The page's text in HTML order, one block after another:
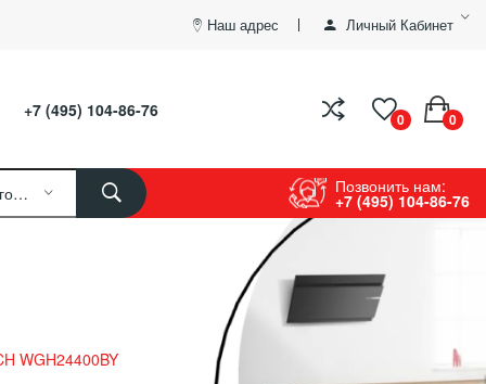
Наш адрес Личный Кабинет
+7 (495) 104-86-76 0 0
Все Категории Позвонить нам:
+7 (495) 104-86-76
WGH24400BY